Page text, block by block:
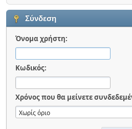
Σύνδεση
Όνομα χρήστη:
Κωδικός:
Χρόνος που θα μείνετε